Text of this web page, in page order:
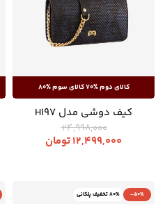
کیف دوشی مدل H197
24,998,000
12,499,000تومان
-50% 80% تخفیف پلکانی